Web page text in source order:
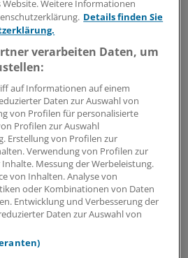
Gastroenterologe Dr. Arno
für übertrieben. Als
Mönchengladbach der KV
um Aufklärung gebeten.
überflüssiges Vorgehen der
Der Verweis auf die Initiative des
reicht ihm nicht.
wie in vielen anderen
von leeren Kassen sei, werde
geworfen. "Das Ministerium
Weitere Informationen
Details finden Sie
verarbeiten Daten, um
auf Informationen auf einem
Daten zur Auswahl von
von Profilen für personalisierte
Profilen zur Auswahl
Erstellung von Profilen zur
Verwendung von Profilen zur
Messung der Werbeleistung.
von Inhalten. Analyse von
oder Kombinationen von Daten
Entwicklung und Verbesserung der
Daten zur Auswahl von